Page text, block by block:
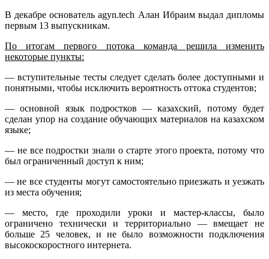
В декабре основатель agyn.tech Алан Ибраим выдал дипломы
первым 13 выпускникам.
По итогам первого потока команда решила изменить
некоторые пункты:
— вступительные тесты следует сделать более доступными и
понятными, чтобы исключить вероятность оттока студентов;
— основной язык подростков — казахский, потому будет
сделан упор на создание обучающих материалов на казахском
языке;
— не все подростки знали о старте этого проекта, потому что
был ограниченный доступ к ним;
— не все студенты могут самостоятельно приезжать и уезжать
из места обучения;
— место, где проходили уроки и мастер-классы, было
ограничено технически и территориально — вмещает не
больше 25 человек, и не было возможности подключения
высокоскоростного интернета.